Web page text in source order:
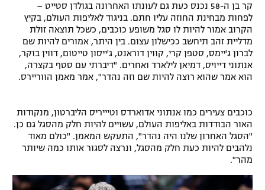
מדיניות פרטיות
תקנון פעילות ספורט 1
הצטרפות לחבילת הערוצים
לוח דרושים – ג'ובנט
תגיות
אומנויות לחימה
גיימינג E-Sports
קר בן ה-58 נכנס כעת גם לעונתו האחרונה בגולדן סטייט –
לפחות מבחינת החוזה עליו חתם. בניגוד לאליפות העולם, בקיץ
הקרוב אמור להיות לו סגל משופע כוכבים, כשכל תוצאה זולת
מדליית זהב תיחשב ככישלון עצום. בין היתר, אמורים להיות שם
לברון ג'יימס, סטפן קרי, קווין דוראנט, ג'ייסון טייטום, דווין בוקר,
אנתוני דייויס, דמיאן לילארד ואחרים. "דיברתי עם סטף בקצרה,
הוא אמר שהוא רוצה להיות שם וזה נהדר", אמר מאמן הווריירס.
כוכבים צעירים כמו אנתוני אדוארדס וטיייריס הליברטון, מנקודות
האור הבודדות באליפות העולם, עשויים להיות חלק מהסגל גם כן.
"הסגל האחרון שלנו היה נהדר", התעקש המאמן. "כולם מאוד
נלהבים להיות כעת חלק מהסגל, ונרצה לסגור אותו כמה שיותר
מהר".